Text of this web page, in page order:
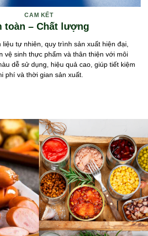
CAM KẾT
toàn – Chất lượng
liệu tự nhiên, quy trình sản xuất hiện đại,
vệ sinh thực phẩm và thân thiện với môi
dễ sử dụng, hiệu quả cao, giúp tiết kiệm
phí và thời gian sản xuất.